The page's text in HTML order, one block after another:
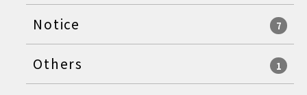
Notice 7
Others 1